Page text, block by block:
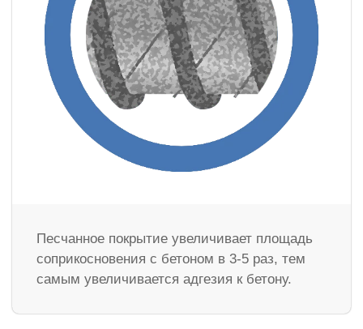
Песчанное покрытие увеличивает площадь
соприкосновения с бетоном в 3-5 раз, тем
самым увеличивается адгезия к бетону.